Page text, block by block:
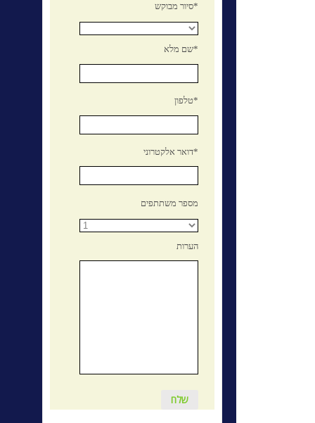
סיור מבוקש*
שם מלא*
טלפון*
דואר אלקטרוני*
מספר משתתפים
הערות